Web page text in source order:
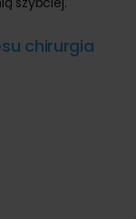
chirurgia